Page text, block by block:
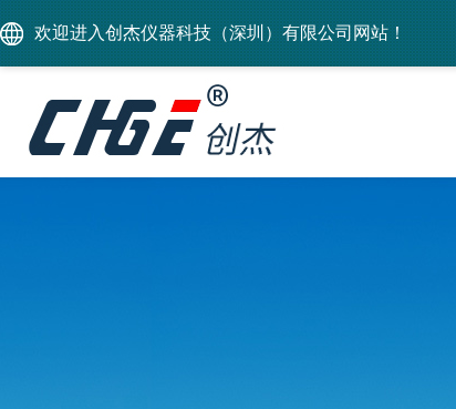
欢迎进入创杰仪器科技（深圳）有限公司网站！